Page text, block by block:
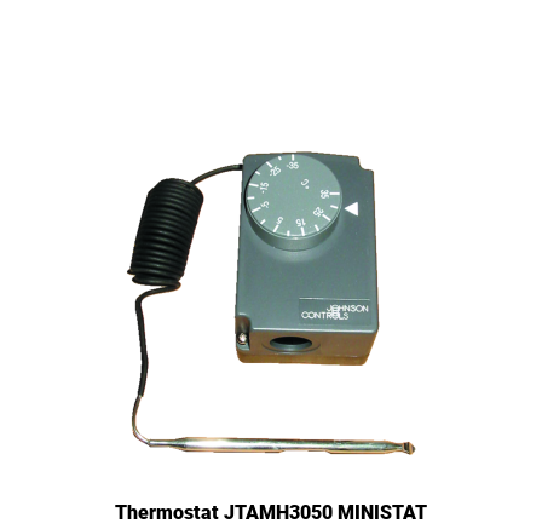
Thermostat JTAMH3050 MINISTAT